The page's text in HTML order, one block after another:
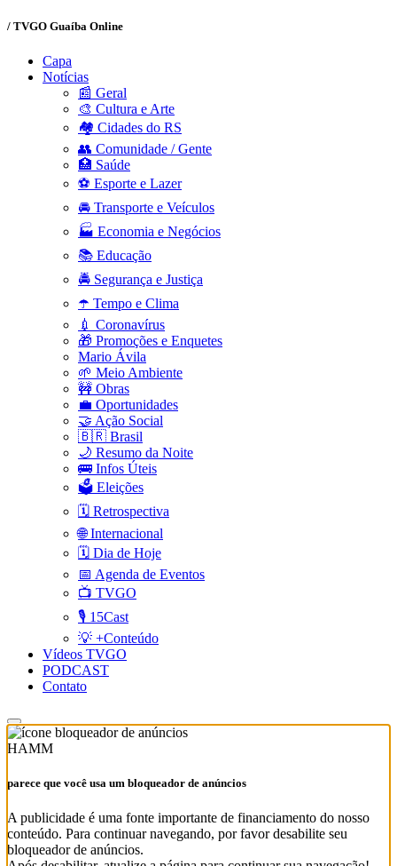
/ TVGO Guaíba Online
Capa
Notícias
📰 Geral
🎨 Cultura e Arte
🏘️ Cidades do RS
👥 Comunidade / Gente
🏥 Saúde
⚽ Esporte e Lazer
🚘 Transporte e Veículos
🏭 Economia e Negócios
📚 Educação
🚔 Segurança e Justiça
☂️ Tempo e Clima
💉 Coronavírus
🎁 Promoções e Enquetes
Mario Ávila
🌱 Meio Ambiente
🚧 Obras
💼 Oportunidades
🤝 Ação Social
🇧🇷 Brasil
🌙 Resumo da Noite
🚌 Infos Úteis
🗳️ Eleições
🗓️ Retrospectiva
🌐 Internacional
🗓️ Dia de Hoje
📅 Agenda de Eventos
📺 TVGO
🎙️ 15Cast
💡 +Conteúdo
Vídeos TVGO
PODCAST
Contato
HAMM
parece que você usa um bloqueador de anúncios
A publicidade é uma fonte importante de financiamento do nosso
conteúdo. Para continuar navegando, por favor desabilite seu
bloqueador de anúncios.